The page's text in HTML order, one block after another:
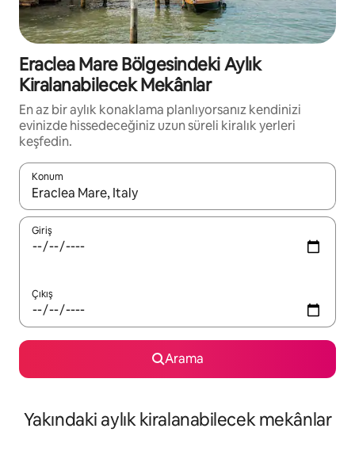
Eraclea Mare Bölgesindeki Aylık
Kiralanabilecek Mekânlar
En az bir aylık konaklama planlıyorsanız kendinizi
evinizde hissedeceğiniz uzun süreli kiralık yerleri
keşfedin.
Konum
Sonuçlar kullanılabilir olduğunda yukarı ve aşağı oklarıyla
Giriş
Çıkış
Arama
Yakındaki aylık kiralanabilecek mekânlar